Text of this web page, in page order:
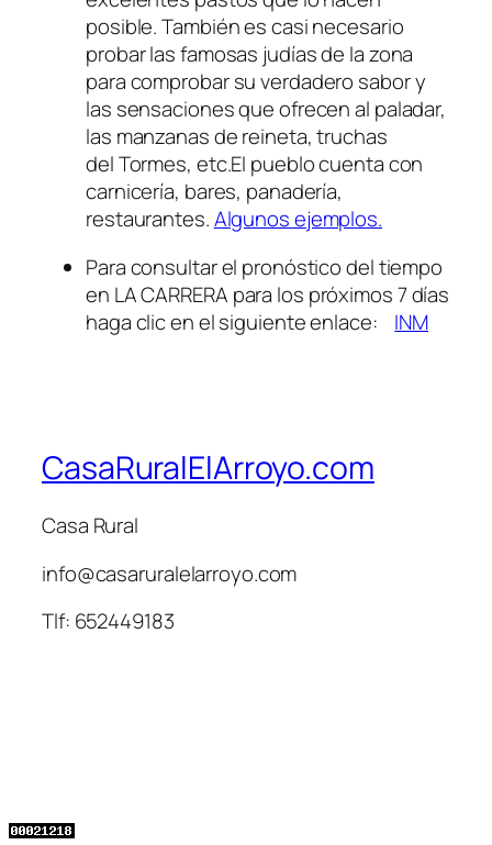
posible. También es casi necesario
probar las famosas judías de la zona
para comprobar su verdadero sabor y
las sensaciones que ofrecen al paladar,
las manzanas de reineta, truchas
del Tormes, etc.El pueblo cuenta con
carnicería, bares, panadería,
restaurantes.Algunos ejemplos.
Para consultar el pronóstico del tiempo
en LA CARRERA para los próximos 7 días
haga clic en el siguiente enlace: INM
CasaRuralElArroyo.com
Casa Rural
info@casaruralelarroyo.com
Tlf: 652449183